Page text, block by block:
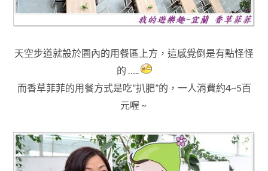
天空步道就設於園內的用餐區上方，這感覺倒是有點怪怪
的 …..
而香草菲菲的用餐方式是吃”扒肥”的 ，一人消費約4~5百
元喔 ~